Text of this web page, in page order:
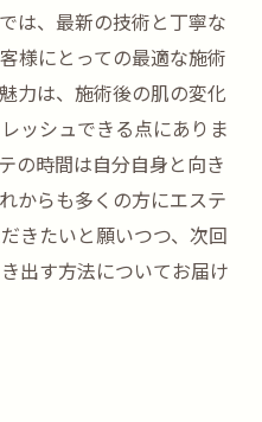
は、最新の技術と丁寧な
様にとっての最適な施術
力は、施術後の肌の変化
ッシュできる点にありま
の時間は自分自身と向き
からも多くの方にエステ
きたいと願いつつ、次回
出す方法についてお届け